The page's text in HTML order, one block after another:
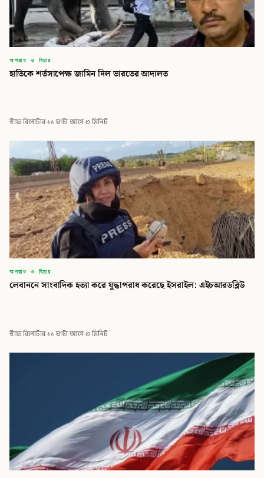
অপরাধ ও বিচার
হাতিকে শর্তসাপেক্ষ জামিন দিল ভারতের আদালত
স্টাফ রিপোর্টার·১১ ঘণ্টা আগে·৩ মিনিট
অপরাধ ও বিচার
লেবাননে সাংবাদিক হত্যা করে যুদ্ধাপরাধ করেছে ইসরাইল: এইচআরডব্লিউ
স্টাফ রিপোর্টার·১১ ঘণ্টা আগে·৩ মিনিট